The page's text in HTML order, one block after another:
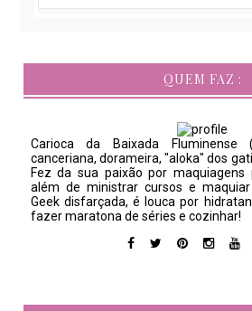
QUEM FAZ :
Carioca da Baixada Fluminense
canceriana, dorameira, "aloka" dos
Fez da sua paixão por maquiagens
além de ministrar cursos e
Geek disfarçada, é louca por
fazer maratona de séries e cozinhar!